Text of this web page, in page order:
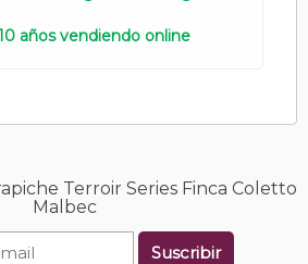
años vendiendo online
Terroir Series Finca Coletto
Malbec
Suscribir